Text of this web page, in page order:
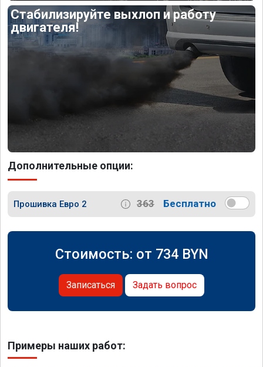
Стабилизируйте выхлоп и работу
двигателя!
Дополнительные опции:
Прошивка Евро 2 363 Бесплатно
Стоимость: от 734BYN
Записаться Задать вопрос
Примеры наших работ: